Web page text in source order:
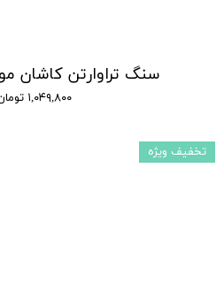
سنگ تراوارتن کاشان
۱,۰۴۹,۸۰۰ تومان
تخفیف ویژه